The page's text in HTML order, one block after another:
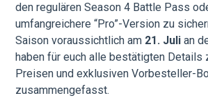
den regulären Season 4 Battle Pass
umfangreichere “Pro”-Version zu
Saison voraussichtlich am 21. Juli an
haben für euch alle bestätigten Details
Preisen und exklusiven Vorbesteller-
zusammengefasst.